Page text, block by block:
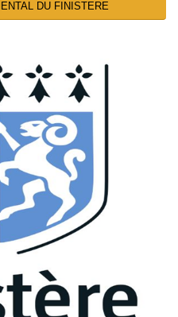
DU FINISTERE